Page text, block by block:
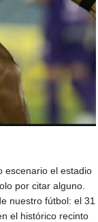
escenario el estadio
por citar alguno.
nuestro fútbol: el 31
el histórico recinto